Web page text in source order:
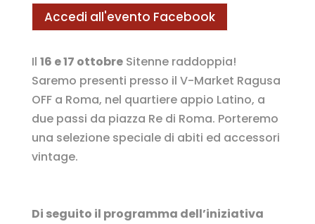
Accedi all'evento Facebook
Il 16 e 17 ottobreSitenne raddoppia!
Saremo presenti presso il V-Market Ragusa
OFF a Roma, nel quartiere appio Latino, a
due passi da piazza Re di Roma. Porteremo
una selezione speciale di abiti ed accessori
vintage.
Di seguito il programma dell’iniziativa